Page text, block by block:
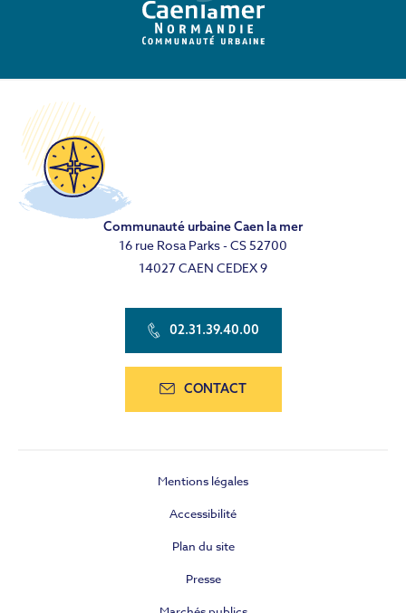
Communauté urbaine Caen la mer
16 rue Rosa Parks - CS 52700
14027 CAEN CEDEX 9
02.31.39.40.00
CONTACT
Mentions légales
Accessibilité
Plan du site
Presse